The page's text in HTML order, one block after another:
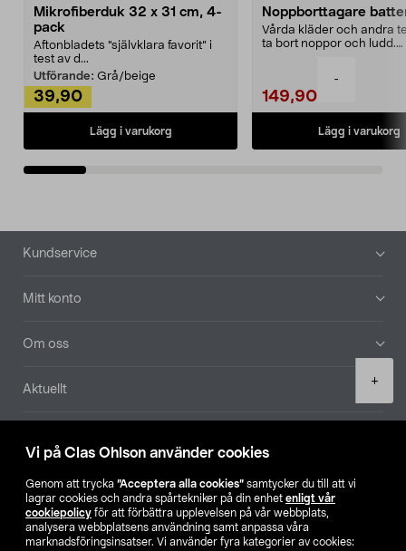
Vi på Clas Ohlson använder cookies
Genom att trycka ”Acceptera alla cookies” samtycker du till att vi
lagrar cookies och andra spårtekniker på din enhet enligt vår
cookiepolicy för att förbättra upplevelsen på vår webbplats,
analysera webbplatsens användning samt anpassa våra
marknadsföringsinsatser. Vi använder fyra kategorier av cookies:
-
+
Mikrofiberduk 32 x 31 cm, 4-
pack
Aftonbladets "självklara favorit” i
test av d...
Utförande: Grå/beige
39,90
Lägg i varukorg
Noppborttagare
Vårda kläder och andra
ta bort noppor och ludd.
149,90
Lägg i varukorg
Sidfot
Kundservice
Mitt konto
Om oss
Aktuellt
Hitta butik
SE NO FI